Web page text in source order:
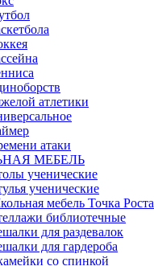
атлетики
атаки
МЕБЕЛЬ
ученические
ученические
мебель Точка Роста
библиотечные
для раздевалок
для гардероба
со спинкой